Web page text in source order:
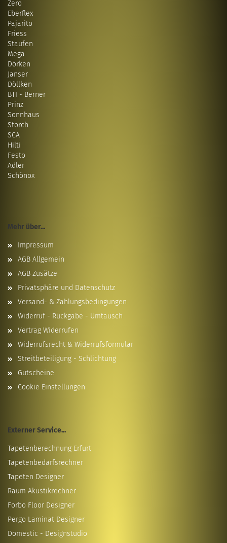
Zero
Eberflex
Pajarito
Friess
Staufen
Mega
Dörken
Janser
Döllken
BTI - Berner
Prinz
Sonnhaus
Storch
SCA
Hilti
Festo
Adler
Schönox
Mehr über...
Impressum
AGB Allgemein
AGB Zusätze
Privatsphäre und Datenschutz
Versand- & Zahlungsbedingungen
Widerruf - Rückgabe - Umtausch
Vertrag Widerrufen
Widerrufsrecht & Widerrufsformular
Streitbeteiligung - Schlichtung
Gutscheine
Cookie Einstellungen
Externer Service...
Tapetenberechnung Erfurt
Tapetenbedarfsrechner
Tapeten Designer
Raum Akustikrechner
Forbo Floor Designer
Pergo Laminat Designer
Domestic - Designstudio